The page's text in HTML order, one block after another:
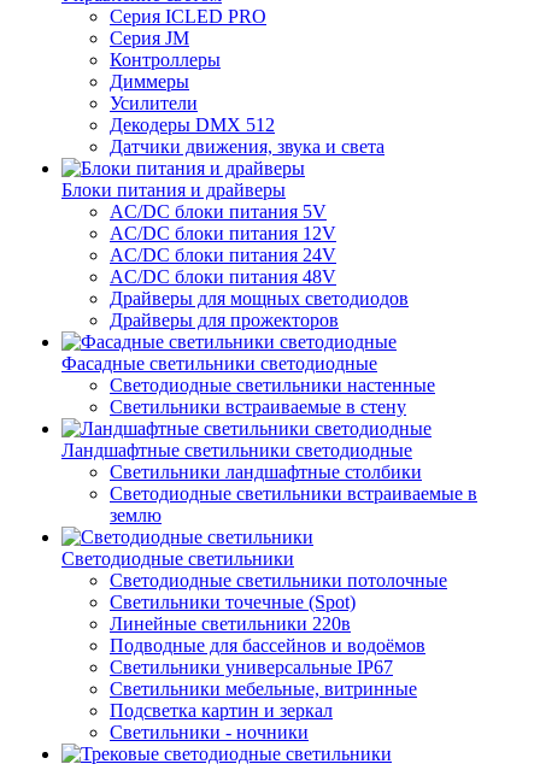
Серия ICLED PRO
Серия JM
Контроллеры
Диммеры
Усилители
Декодеры DMX 512
Датчики движения, звука и света
Блоки питания и драйверы
AC/DC блоки питания 5V
AC/DC блоки питания 12V
AC/DC блоки питания 24V
AC/DC блоки питания 48V
Драйверы для мощных светодиодов
Драйверы для прожекторов
Фасадные светильники светодиодные
Светодиодные светильники настенные
Светильники встраиваемые в стену
Ландшафтные светильники светодиодные
Светильники ландшафтные столбики
Светодиодные светильники встраиваемые в
землю
Светодиодные светильники
Светодиодные светильники потолочные
Светильники точечные (Spot)
Линейные светильники 220в
Подводные для бассейнов и водоёмов
Светильники универсальные IP67
Светильники мебельные, витринные
Подсветка картин и зеркал
Светильники - ночники